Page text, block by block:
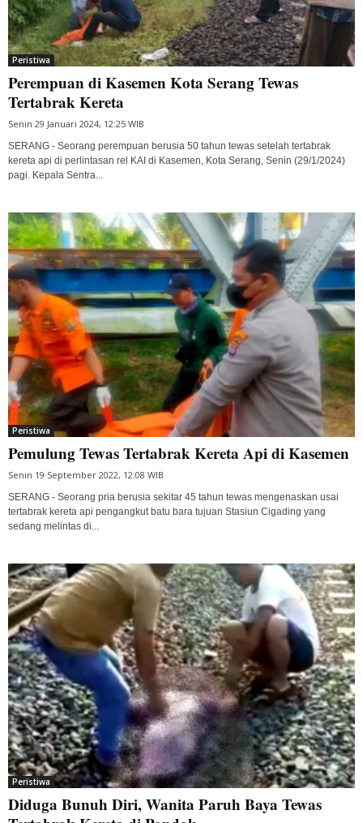
Peristiwa
Perempuan di Kasemen Kota Serang Tewas
Tertabrak Kereta
Senin 29 Januari 2024, 12:25 WIB
SERANG - Seorang perempuan berusia 50 tahun tewas setelah tertabrak
kereta api di perlintasan rel KAI di Kasemen, Kota Serang, Senin (29/1/2024)
pagi. Kepala Sentra...
Peristiwa
Pemulung Tewas Tertabrak Kereta Api di Kasemen
Senin 19 September 2022, 12:08 WIB
SERANG - Seorang pria berusia sekitar 45 tahun tewas mengenaskan usai
tertabrak kereta api pengangkut batu bara tujuan Stasiun Cigading yang
sedang melintas di...
Peristiwa
Diduga Bunuh Diri, Wanita Paruh Baya Tewas